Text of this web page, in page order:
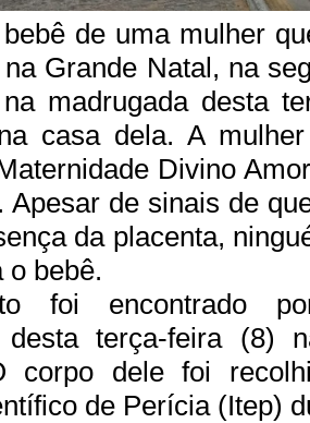
de uma mulher
Grande Natal, na
madrugada desta
casa dela. A
Divino
Apesar de sinais de
da placenta,
o bebê.
foi encontrado
desta terça-feira (8)
corpo dele foi
de Perícia (Itep)